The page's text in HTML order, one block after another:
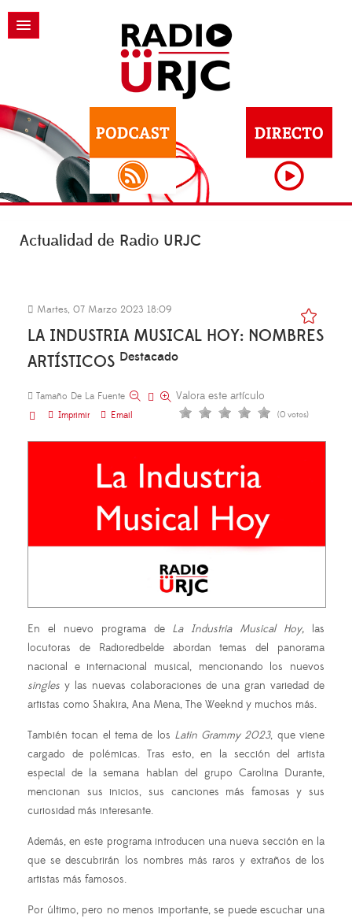
Actualidad de Radio URJC
Martes, 07 Marzo 2023 18:09
LA INDUSTRIA MUSICAL HOY: NOMBRES
ARTÍSTICOS Destacado
Tamaño De La Fuente
Imprimir
Email
Valora este artículo
(0 votos)
En el nuevo programa de La Industria Musical Hoy, las
locutoras de Radioredbelde abordan temas del panorama
nacional e internacional musical, mencionando los nuevos
singles y las nuevas colaboraciones de una gran variedad de
artistas como Shakira, Ana Mena, The Weeknd y muchos más.
También tocan el tema de los Latin Grammy 2023, que viene
cargado de polémicas. Tras esto, en la sección del artista
especial de la semana hablan del grupo Carolina Durante,
mencionan sus inicios, sus canciones más famosas y sus
curiosidad más interesante.
Además, en este programa introducen una nueva sección en la
que se descubrirán los nombres más raros y extraños de los
artistas más famosos.
Por último, pero no menos importante, se puede escuchar una